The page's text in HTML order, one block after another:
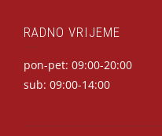
RADNO VRIJEME
pon-pet: 09:00-20:00
sub: 09:00-14:00